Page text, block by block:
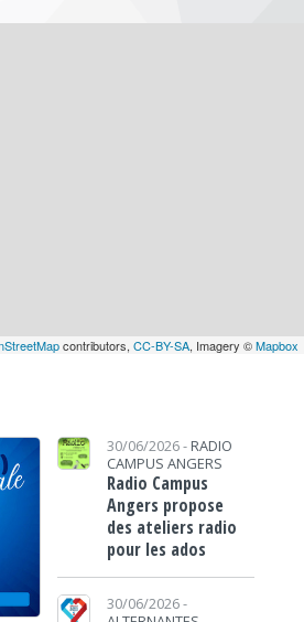
contributors, CC-BY-SA, Imagery ©Mapbox
30/06/2026 - RADIO
CAMPUS ANGERS
Radio Campus
Angers propose
des ateliers radio
pour les ados
30/06/2026 -